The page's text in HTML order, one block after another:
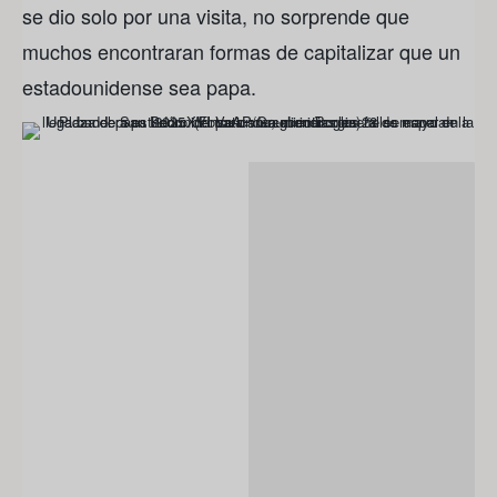
se dio solo por una visita, no sorprende que
muchos encontraran formas de capitalizar que un
estadounidense sea papa.